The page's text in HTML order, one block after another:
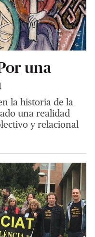
una
la historia de la
una realidad
y relacional